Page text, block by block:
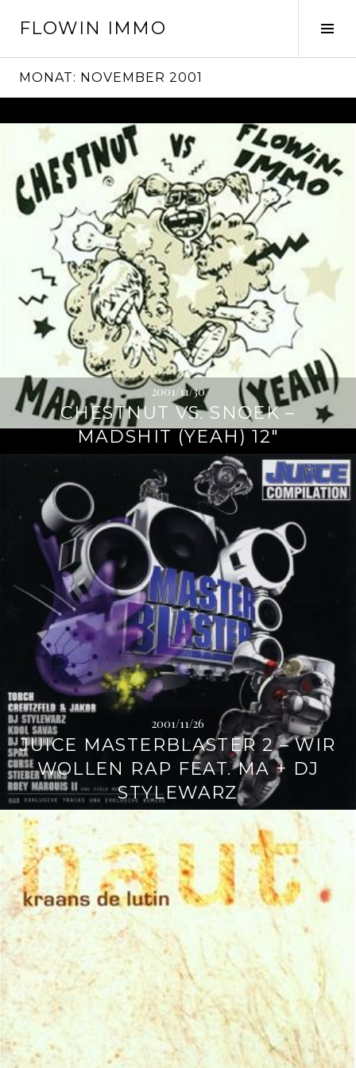
zumFLOWIN IMMO
MONAT: NOVEMBER 2001
2001/11/30
CHESTNUT VS. SNOEK –
MADSHIT (YEAH) 12″
2001/11/26
JUICE MASTERBLASTER 2 – WIR
WOLLEN RAP FEAT. MA + DJ
STYLEWARZ